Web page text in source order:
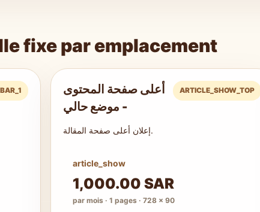
fixe par emplacement
أعلى صفحة المحتوى
- موضع حالي
ARTICLE_SHOW_TOP
إعلان أعلى صفحة المقالة.
article_show
1,000.00 SAR
par mois · 1 pages · 728 × 90